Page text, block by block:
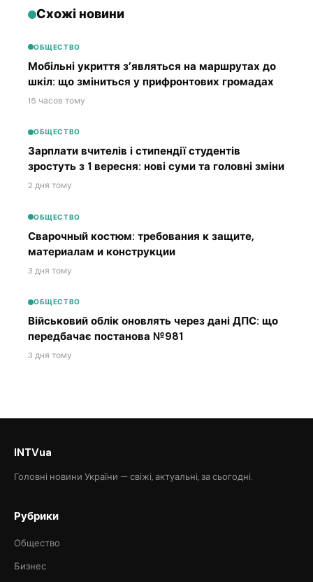
Схожі новини
ОБЩЕСТВО
Мобільні укриття з’являться на маршрутах до
шкіл: що зміниться у прифронтових громадах
15 часов тому
ОБЩЕСТВО
Зарплати вчителів і стипендії студентів
зростуть з 1 вересня: нові суми та головні зміни
2 дня тому
ОБЩЕСТВО
Сварочный костюм: требования к защите,
материалам и конструкции
3 дня тому
ОБЩЕСТВО
Військовий облік оновлять через дані ДПС: що
передбачає постанова №981
3 дня тому
INTVua
Головні новини України — свіжі, актуальні, за сьогодні.
Рубрики
Общество
Бизнес